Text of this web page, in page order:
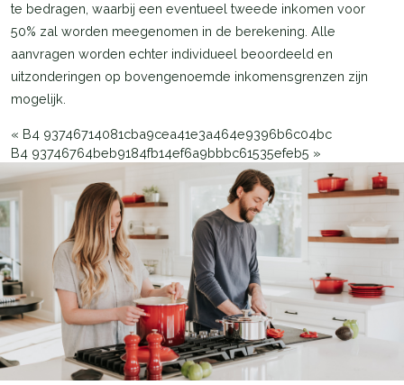
te bedragen, waarbij een eventueel tweede inkomen voor
50% zal worden meegenomen in de berekening. Alle
aanvragen worden echter individueel beoordeeld en
uitzonderingen op bovengenoemde inkomensgrenzen zijn
mogelijk.
« B4 93746714081cba9cea41e3a464e9396b6c04bc
B4 93746764beb9184fb14ef6a9bbbc61535efeb5 »